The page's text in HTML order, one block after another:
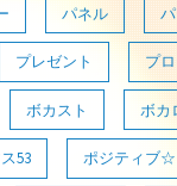
パネル
プレゼント プ
ボカスト ボカ
53 ポジティブ